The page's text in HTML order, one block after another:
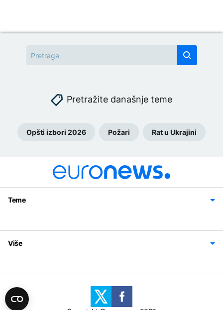
Pretražite današnje teme
Opšti izbori 2026 Požari Rat u Ukrajini
Teme
Svijet
Sport
Magazin
Više
Politika privatnosti
Uslovi korišćenja